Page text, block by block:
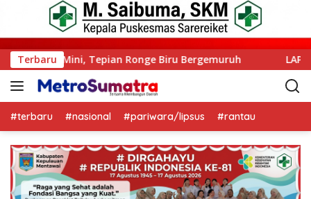
Terbaru LAPAS KELAS IIA BUKITTINGGI GELAR
#terbaru #nasional #pariwara/lipsus #rantau